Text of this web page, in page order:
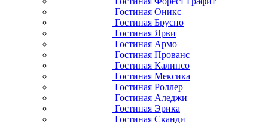
Гостиная Оникс
Гостиная Брусно
Гостиная Ярви
Гостиная Армо
Гостиная Прованс
Гостиная Калипсо
Гостиная Мексика
Гостиная Роллер
Гостиная Аледжи
Гостиная Эрика
Гостиная Сканди